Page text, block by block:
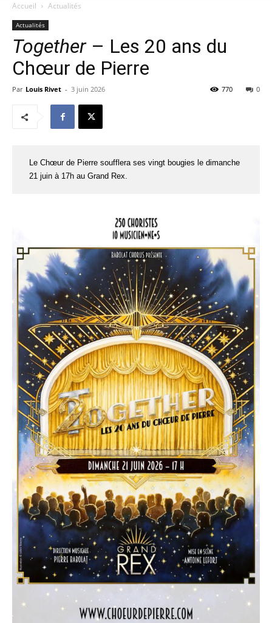
Accueil Actualités
Actualités
Together– Les 20 ans du
Chœur de Pierre
Par Louis Rivet - 3 juin 2026 0
770
Le Chœur de Pierre soufflera ses vingt bougies le dimanche
21 juin à 17h au Grand Rex.